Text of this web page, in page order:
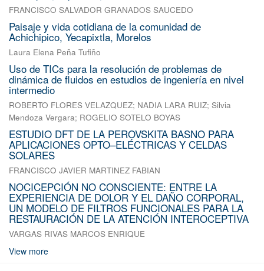
FRANCISCO SALVADOR GRANADOS SAUCEDO
Paisaje y vida cotidiana de la comunidad de
Achichipico, Yecapixtla, Morelos
Laura Elena Peña Tufiño
Uso de TICs para la resolución de problemas de
dinámica de fluidos en estudios de ingeniería en nivel
intermedio
ROBERTO FLORES VELAZQUEZ; NADIA LARA RUIZ; Silvia
Mendoza Vergara; ROGELIO SOTELO BOYAS
ESTUDIO DFT DE LA PEROVSKITA BASNO PARA
APLICACIONES OPTO–ELÉCTRICAS Y CELDAS
SOLARES
FRANCISCO JAVIER MARTINEZ FABIAN
NOCICEPCIÓN NO CONSCIENTE: ENTRE LA
EXPERIENCIA DE DOLOR Y EL DAÑO CORPORAL,
UN MODELO DE FILTROS FUNCIONALES PARA LA
RESTAURACIÓN DE LA ATENCIÓN INTEROCEPTIVA
VARGAS RIVAS MARCOS ENRIQUE
View more